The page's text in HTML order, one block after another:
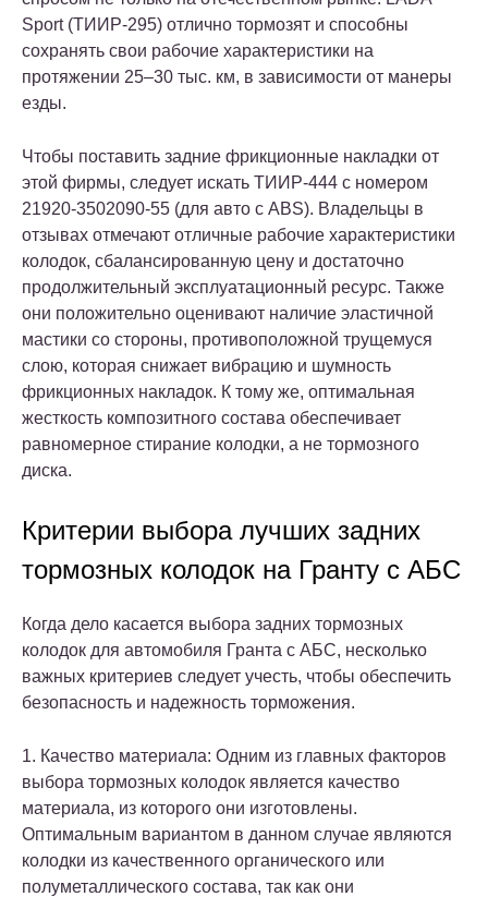
Sport (ТИИР-295) отлично тормозят и способны
сохранять свои рабочие характеристики на
протяжении 25–30 тыс. км, в зависимости от манеры
езды.
Чтобы поставить задние фрикционные накладки от
этой фирмы, следует искать ТИИР-444 с номером
21920-3502090-55 (для авто с ABS). Владельцы в
отзывах отмечают отличные рабочие характеристики
колодок, сбалансированную цену и достаточно
продолжительный эксплуатационный ресурс. Также
они положительно оценивают наличие эластичной
мастики со стороны, противоположной трущемуся
слою, которая снижает вибрацию и шумность
фрикционных накладок. К тому же, оптимальная
жесткость композитного состава обеспечивает
равномерное стирание колодки, а не тормозного
диска.
Критерии выбора лучших задних
тормозных колодок на Гранту с АБС
Когда дело касается выбора задних тормозных
колодок для автомобиля Гранта с АБС, несколько
важных критериев следует учесть, чтобы обеспечить
безопасность и надежность торможения.
1. Качество материала: Одним из главных факторов
выбора тормозных колодок является качество
материала, из которого они изготовлены.
Оптимальным вариантом в данном случае являются
колодки из качественного органического или
полуметаллического состава, так как они